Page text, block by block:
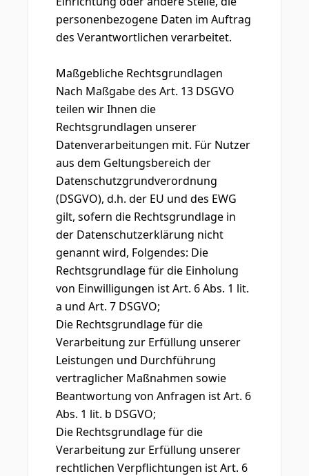
personenbezogene Daten im Auftrag
des Verantwortlichen verarbeitet.
Maßgebliche Rechtsgrundlagen
Nach Maßgabe des Art. 13 DSGVO
teilen wir Ihnen die
Rechtsgrundlagen unserer
Datenverarbeitungen mit. Für Nutzer
aus dem Geltungsbereich der
Datenschutzgrundverordnung
(DSGVO), d.h. der EU und des EWG
gilt, sofern die Rechtsgrundlage in
der Datenschutzerklärung nicht
genannt wird, Folgendes: Die
Rechtsgrundlage für die Einholung
von Einwilligungen ist Art. 6 Abs. 1 lit.
a und Art. 7 DSGVO;
Die Rechtsgrundlage für die
Verarbeitung zur Erfüllung unserer
Leistungen und Durchführung
vertraglicher Maßnahmen sowie
Beantwortung von Anfragen ist Art. 6
Abs. 1 lit. b DSGVO;
Die Rechtsgrundlage für die
Verarbeitung zur Erfüllung unserer
rechtlichen Verpflichtungen ist Art. 6